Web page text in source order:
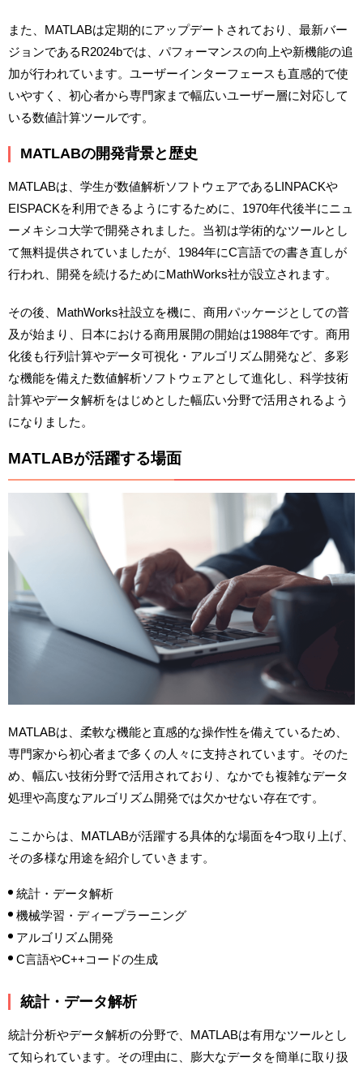
また、MATLABは定期的にアップデートされており、最新バー
ジョンであるR2024bでは、パフォーマンスの向上や新機能の追
加が行われています。ユーザーインターフェースも直感的で使
いやすく、初心者から専門家まで幅広いユーザー層に対応して
いる数値計算ツールです。
MATLABの開発背景と歴史
MATLABは、学生が数値解析ソフトウェアであるLINPACKや
EISPACKを利用できるようにするために、1970年代後半にニュ
ーメキシコ大学で開発されました。当初は学術的なツールとし
て無料提供されていましたが、1984年にC言語での書き直しが
行われ、開発を続けるためにMathWorks社が設立されます。
その後、MathWorks社設立を機に、商用パッケージとしての普
及が始まり、日本における商用展開の開始は1988年です。商用
化後も行列計算やデータ可視化・アルゴリズム開発など、多彩
な機能を備えた数値解析ソフトウェアとして進化し、科学技術
計算やデータ解析をはじめとした幅広い分野で活用されるよう
になりました。
MATLABが活躍する場面
MATLABは、柔軟な機能と直感的な操作性を備えているため、
専門家から初心者まで多くの人々に支持されています。そのた
め、幅広い技術分野で活用されており、なかでも複雑なデータ
処理や高度なアルゴリズム開発では欠かせない存在です。
ここからは、MATLABが活躍する具体的な場面を4つ取り上げ、
その多様な用途を紹介していきます。
統計・データ解析
機械学習・ディープラーニング
アルゴリズム開発
C言語やC++コードの生成
統計・データ解析
統計分析やデータ解析の分野で、MATLABは有用なツールとし
て知られています。その理由に、膨大なデータを簡単に取り扱